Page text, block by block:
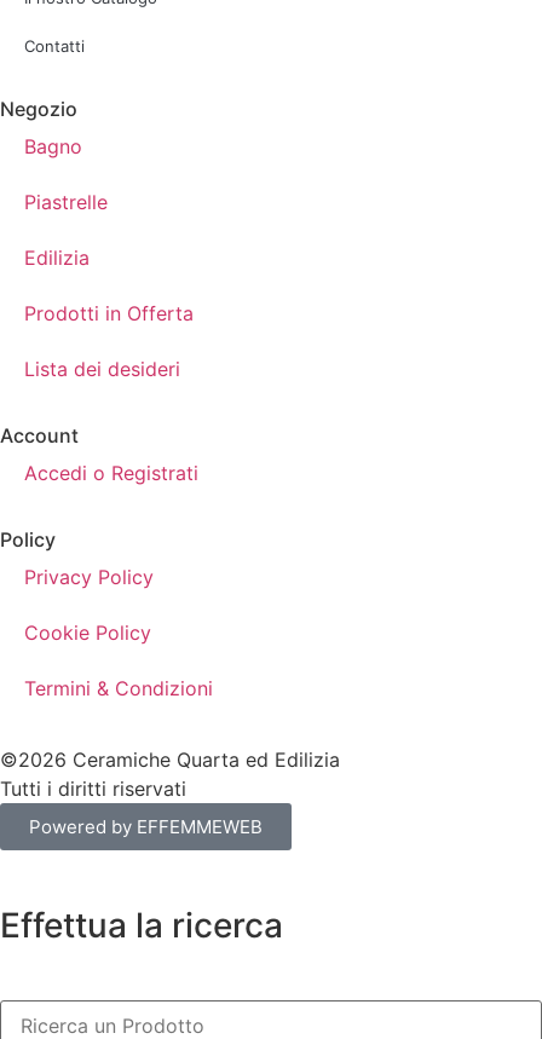
Contatti
Negozio
Bagno
Piastrelle
Edilizia
Prodotti in Offerta
Lista dei desideri
Account
Accedi o Registrati
Policy
Privacy Policy
Cookie Policy
Termini & Condizioni
©2026 Ceramiche Quarta ed Edilizia
Tutti i diritti riservati
Powered by EFFEMMEWEB
Effettua la ricerca